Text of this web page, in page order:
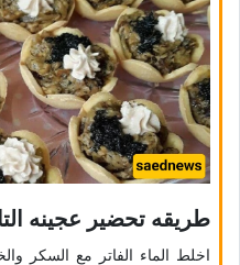
طریقه تحضیر عجینه
اخلط الماء الفاتر مع السکر